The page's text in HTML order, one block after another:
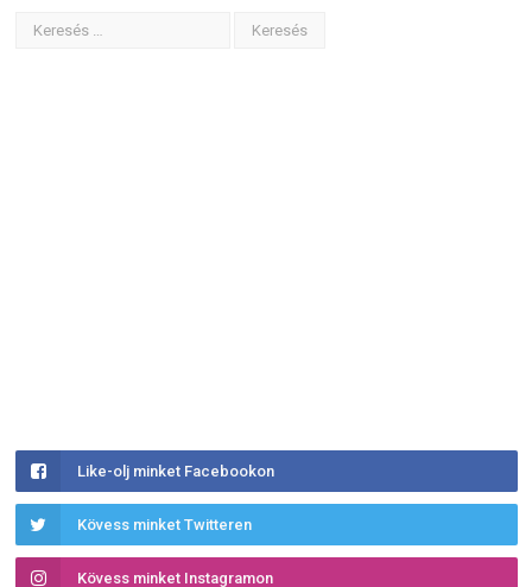
Like-olj minket Facebookon
Kövess minket Twitteren
Kövess minket Instagramon